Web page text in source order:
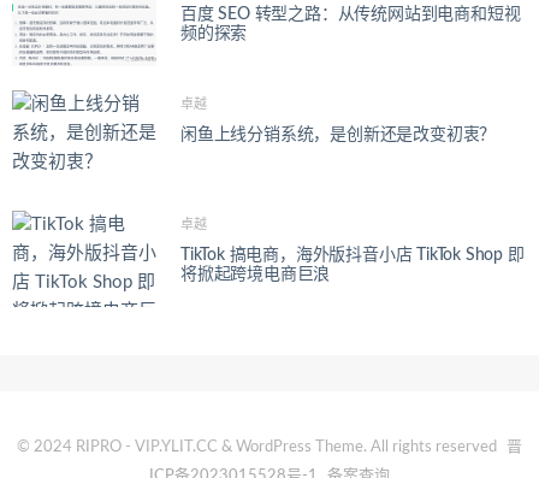
百度 SEO 转型之路：从传统网站到电商和短视
频的探索
卓越
闲鱼上线分销系统，是创新还是改变初衷？
卓越
TikTok 搞电商，海外版抖音小店 TikTok Shop 即
将掀起跨境电商巨浪
© 2024 RIPRO - VIP.YLIT.CC & WordPress Theme. All rights reserved
晋